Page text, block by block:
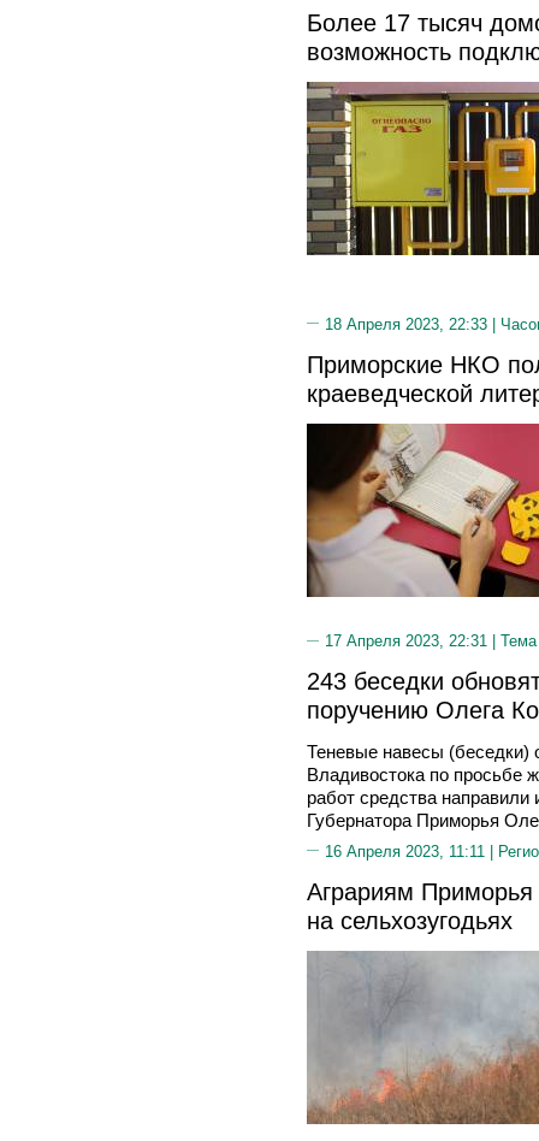
Более 17 тысяч
возможность
18 Апреля 2023, 22:33 |
Приморские НКО
краеведческой
17 Апреля 2023, 22:31 |
243 беседки
поручению Олега
Теневые навесы (беседки)
Владивостока по просьбе
работ средства
Губернатора Приморья
16 Апреля 2023, 11:11 |
Аграриям
на сельхозугодьях